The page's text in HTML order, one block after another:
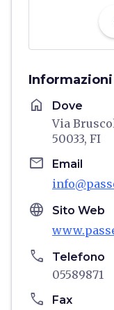
Informazioni
home Dove
Via
50033, FI
email Email
language Sito Web
phone Telefono
05589871
phone Fax